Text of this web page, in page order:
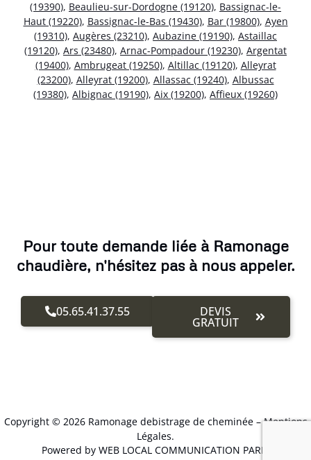
(19390), Beaulieu-sur-Dordogne (19120), Bassignac-le-
Haut (19220), Bassignac-le-Bas (19430), Bar (19800), Ayen
(19310), Augères (23210), Aubazine (19190), Astaillac
(19120), Ars (23480), Arnac-Pompadour (19230), Argentat
(19400), Ambrugeat (19250), Altillac (19120), Alleyrat
(23200), Alleyrat (19200), Allassac (19240), Albussac
(19380), Albignac (19190), Aix (19200), Affieux (19260)
Pour toute demande liée à Ramonage
chaudière, n'hésitez pas à nous appeler.
05.65.41.37.55 DEVIS
GRATUIT
Copyright © 2026 Ramonage debistrage de cheminée –Mentions
Légales.
Powered by WEB LOCAL COMMUNICATION PARIS